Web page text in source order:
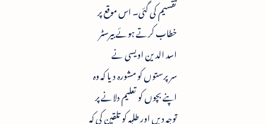
تقسیم کی گئی۔ اس موقع پر
خطاب کرتے ہوئے بیرسٹر
اسد الدین اویسی نے
سرپرستوں کو مشورہ دیا کہ وہ
اپنے بچوں کو تعلیم دلانے پر
توجہ دیں اور طلبہ کو تلقین کی کہ